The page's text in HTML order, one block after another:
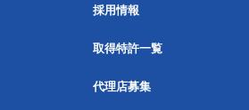
採用情報
取得特許一覧
代理店募集